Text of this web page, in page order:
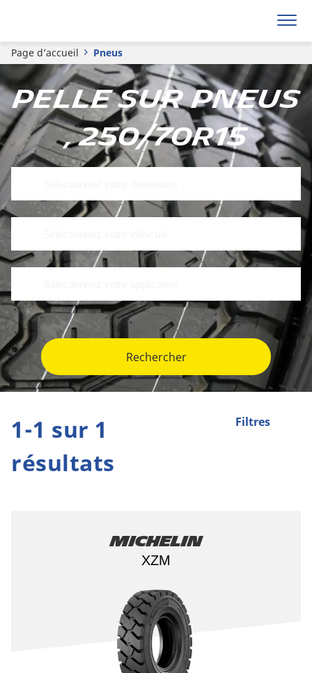
Page d’accueil Pneus
Pelle sur pneus
, 250/70R15
Rechercher
Filtres
1-1 sur 1
résultats
Michelin
XZM